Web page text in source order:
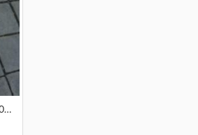
19. Dezember 2015